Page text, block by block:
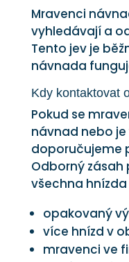
Mravenci
vyhledávají a
Tento jev je
návnada
Kdy kontaktovat
Pokud se
návnad nebo je
doporučujeme
Odborný
všechna
opakovaný
více hnízd v
mravenci ve